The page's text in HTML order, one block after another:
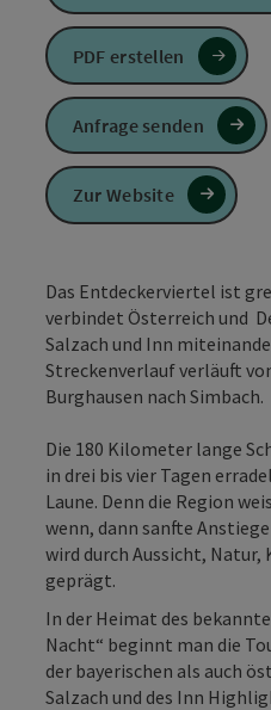
Das Entdeckerviertel ist
verbindet Österreich und
Salzach und Inn
Streckenverlauf verläuft
Burghausen nach Simbach.
Die 180 Kilometer lange
in drei bis vier Tagen
Laune. Denn die Region
wenn, dann sanfte
wird durch Aussicht,
geprägt.
In der Heimat des
Nacht“ beginnt man die
der bayerischen als auch
Salzach und des Inn
PDF erstellen
Anfrage senden
Zur Website